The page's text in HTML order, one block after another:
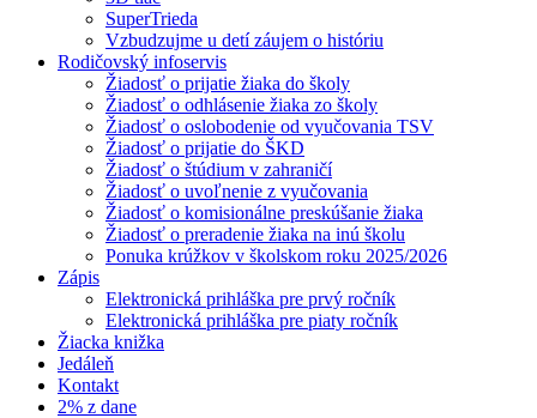
SuperTrieda
Vzbudzujme u detí záujem o históriu
Rodičovský infoservis
Žiadosť o prijatie žiaka do školy
Žiadosť o odhlásenie žiaka zo školy
Žiadosť o oslobodenie od vyučovania TSV
Žiadosť o prijatie do ŠKD
Žiadosť o štúdium v zahraničí
Žiadosť o uvoľnenie z vyučovania
Žiadosť o komisionálne preskúšanie žiaka
Žiadosť o preradenie žiaka na inú školu
Ponuka krúžkov v školskom roku 2025/2026
Zápis
Elektronická prihláška pre prvý ročník
Elektronická prihláška pre piaty ročník
Žiacka knižka
Jedáleň
Kontakt
2% z dane